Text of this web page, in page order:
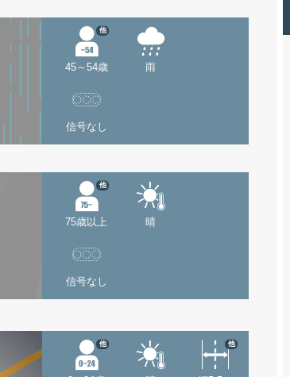
45～54歳
他
雨
信号なし
75歳以上
他
晴
信号なし
他 他